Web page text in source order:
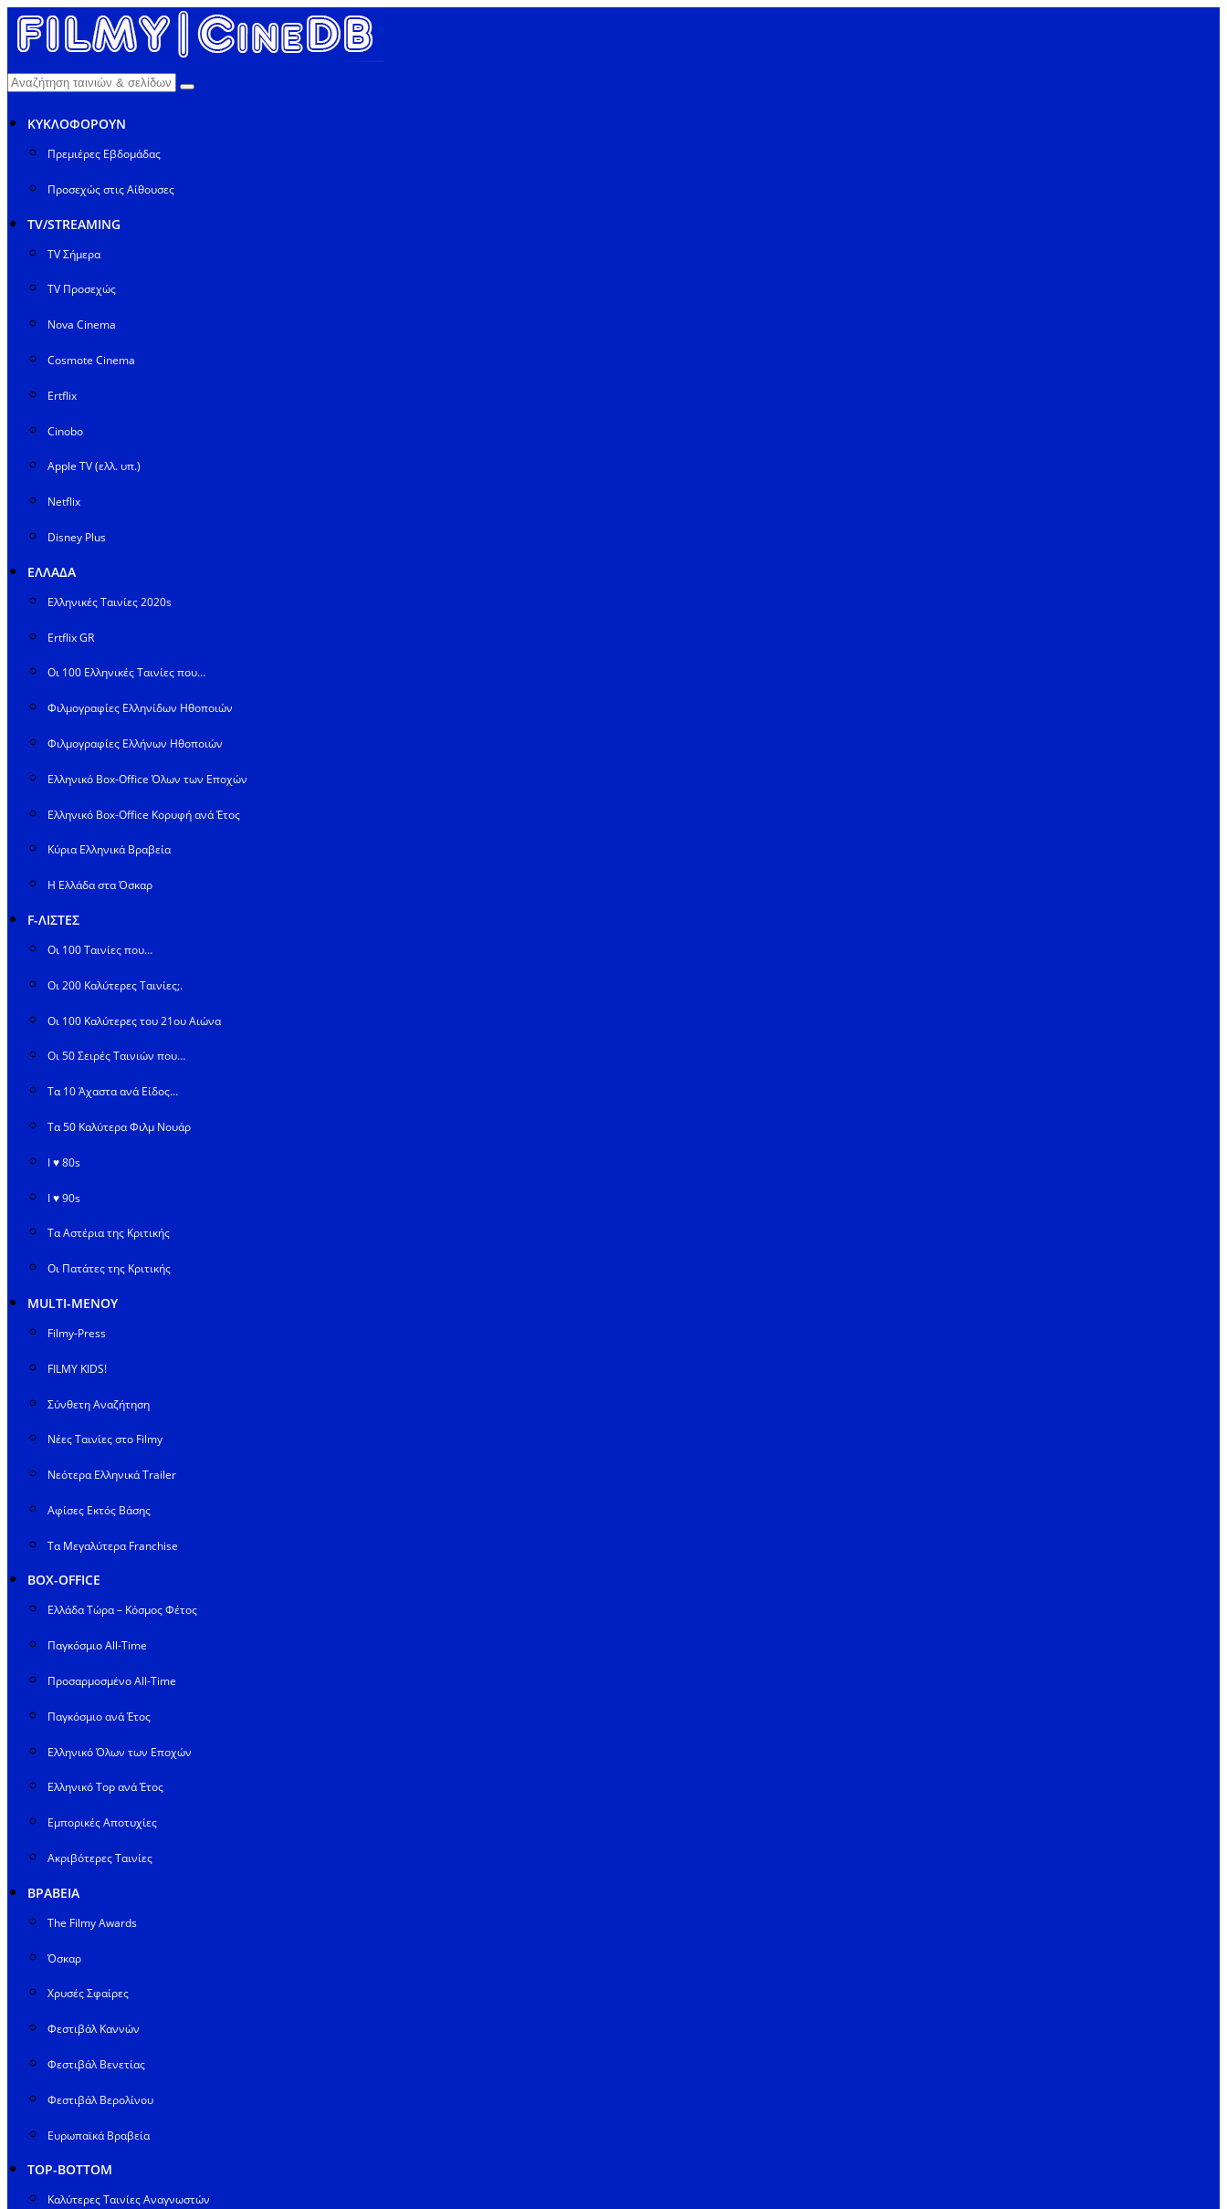
ΚΥΚΛΟΦΟΡΟΥΝ
Πρεμιέρες Εβδομάδας
Προσεχώς στις Αίθουσες
TV/STREAMING
TV Σήμερα
TV Προσεχώς
Nova Cinema
Cosmote Cinema
Ertflix
Cinobo
Apple TV (ελλ. υπ.)
Netflix
Disney Plus
ΕΛΛΑΔΑ
Ελληνικές Ταινίες 2020s
Ertflix GR
Οι 100 Ελληνικές Ταινίες που…
Φιλμογραφίες Ελληνίδων Ηθοποιών
Φιλμογραφίες Ελλήνων Ηθοποιών
Ελληνικό Box-Office Όλων των Εποχών
Ελληνικό Box-Office Κορυφή ανά Έτος
Κύρια Ελληνικά Βραβεία
Η Ελλάδα στα Όσκαρ
F-ΛΙΣΤΕΣ
Οι 100 Ταινίες που…
Οι 200 Καλύτερες Ταινίες;.
Οι 100 Καλύτερες του 21ου Αιώνα
Οι 50 Σειρές Ταινιών που…
Τα 10 Άχαστα ανά Είδος…
Τα 50 Καλύτερα Φιλμ Νουάρ
I ♥ 80s
I ♥ 90s
Τα Αστέρια της Κριτικής
Οι Πατάτες της Κριτικής
MULTI-ΜΕΝΟΥ
Filmy-Press
FILMY KIDS!
Σύνθετη Αναζήτηση
Νέες Ταινίες στο Filmy
Νεότερα Ελληνικά Trailer
Αφίσες Εκτός Βάσης
Τα Μεγαλύτερα Franchise
BOX-OFFICE
Ελλάδα Τώρα – Κόσμος Φέτος
Παγκόσμιο All-Time
Προσαρμοσμένο All-Time
Παγκόσμιο ανά Έτος
Ελληνικό Όλων των Εποχών
Ελληνικό Top ανά Έτος
Εμπορικές Αποτυχίες
Ακριβότερες Ταινίες
ΒΡΑΒΕΙΑ
The Filmy Awards
Όσκαρ
Χρυσές Σφαίρες
Φεστιβάλ Καννών
Φεστιβάλ Βενετίας
Φεστιβάλ Βερολίνου
Ευρωπαϊκά Βραβεία
TOP-BOTTOM
Καλύτερες Ταινίες Αναγνωστών